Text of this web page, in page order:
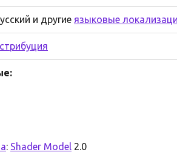
и другие языковые
: Shader Model 2.0